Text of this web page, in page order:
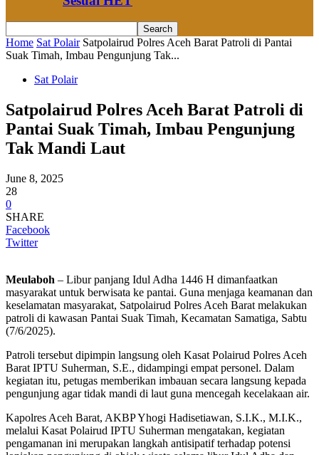
Home Sat Polair Satpolairud Polres Aceh Barat Patroli di Pantai
Suak Timah, Imbau Pengunjung Tak...
Sat Polair
Satpolairud Polres Aceh Barat Patroli di
Pantai Suak Timah, Imbau Pengunjung
Tak Mandi Laut
June 8, 2025
28
0
SHARE
Facebook
Twitter
Meulaboh – Libur panjang Idul Adha 1446 H dimanfaatkan
masyarakat untuk berwisata ke pantai. Guna menjaga keamanan dan
keselamatan masyarakat, Satpolairud Polres Aceh Barat melakukan
patroli di kawasan Pantai Suak Timah, Kecamatan Samatiga, Sabtu
(7/6/2025).
Patroli tersebut dipimpin langsung oleh Kasat Polairud Polres Aceh
Barat IPTU Suherman, S.E., didampingi empat personel. Dalam
kegiatan itu, petugas memberikan imbauan secara langsung kepada
pengunjung agar tidak mandi di laut guna mencegah kecelakaan air.
Kapolres Aceh Barat, AKBP Yhogi Hadisetiawan, S.I.K., M.I.K.,
melalui Kasat Polairud IPTU Suherman mengatakan, kegiatan
pengamanan ini merupakan langkah antisipatif terhadap potensi